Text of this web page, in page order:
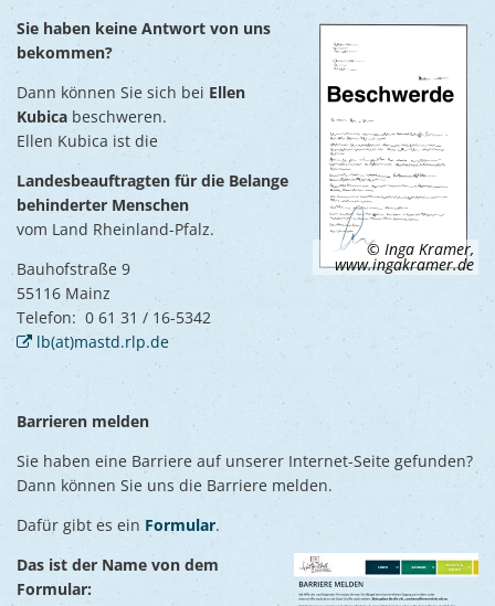
© Inga Kramer,
www.ingakramer.de
Sie haben keine Antwort von uns
bekommen?
Dann können Sie sich bei Ellen
Kubica beschweren.
Ellen Kubica ist die
Landesbeauftragten für die Belange
behinderter Menschen
vom Land Rheinland-Pfalz.
Bauhofstraße 9
55116 Mainz
Telefon: 0 61 31 / 16-5342
lb(at)mastd.rlp.de
Barrieren melden
Sie haben eine Barriere auf unserer Internet-Seite gefunden?
Dann können Sie uns die Barriere melden.
Dafür gibt es ein Formular.
Das ist der Name von dem
Formular: